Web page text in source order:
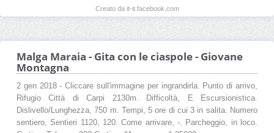
Creato da it-it.facebook.com
Malga Maraia - Gita con le ciaspole - Giovane
Montagna
2 gen 2018 - Cliccare sull'immagine per ingrandirla. Punto di arrivo,
Rifugio Città di Carpi 2130m. Difficoltà, E Escursionistica.
Dislivello/Lunghezza, 750 m. Tempi, 5 ore di cui 3 in salita. Numero
sentiero, Sentieri 1120, 120. Come arrivare, -. Parcheggio, in loco.